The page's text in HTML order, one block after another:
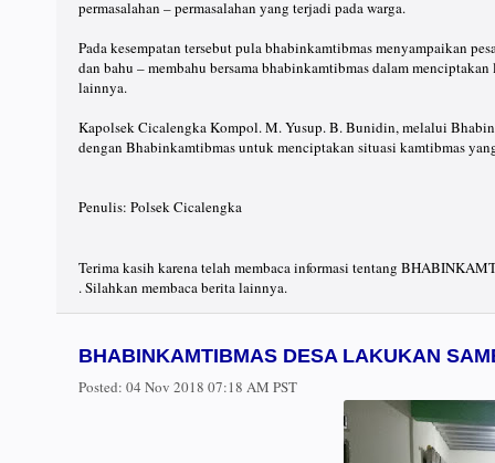
permasalahan – permasalahan yang terjadi pada warga.
Pada kesempatan tersebut pula bhabinkamtibmas menyampaikan
dan bahu – membahu bersama bhabinkamtibmas dalam
lainnya.
Kapolsek Cicalengka Kompol. M. Yusup. B. Bunidin, melalui
dengan Bhabinkamtibmas untuk menciptakan situasi kamtibmas
Penulis: Polsek Cicalengka
Terima kasih karena telah membaca informasi tentang
. Silahkan membaca berita lainnya.
BHABINKAMTIBMAS DESA LAKUKAN
Posted: 04 Nov 2018 07:18 AM PST